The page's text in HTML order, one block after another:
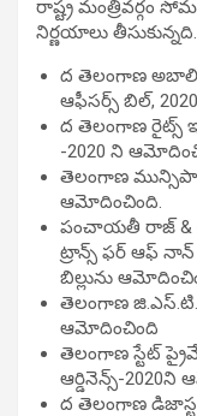
రాష్ట్ర మంత్రివర్గం
నిర్ణయాలు తీసుకున్నది.
ద తెలంగాణ
ఆఫీసర్స్ బిల్,
ద తెలంగాణ రైట్స్
-2020 ని
తెలంగాణ
ఆమోదించింది.
పంచాయతీ రాజ్ &
ట్రాన్స్ ఫర్ ఆఫ్ నాన్
బిల్లును
తెలంగాణ జి.ఎస్.టి.
ఆమోదించింది
తెలంగాణ స్టేట్
ఆర్డినెన్స్-
ద తెలంగాణ